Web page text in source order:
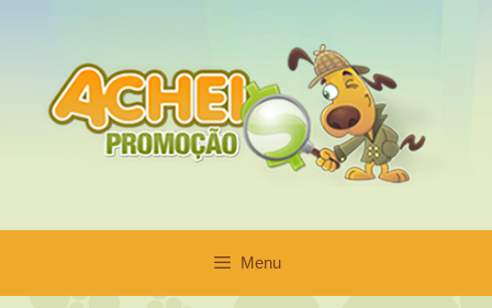
conteúdo
Menu